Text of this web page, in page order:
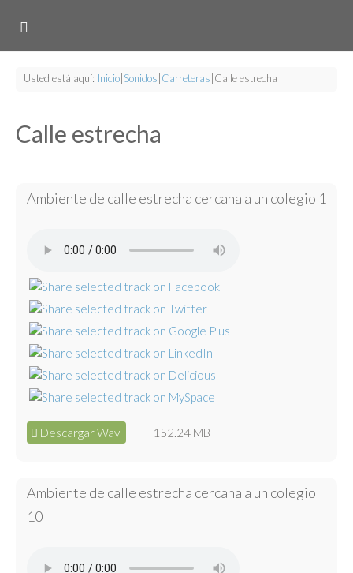
Usted está aquí: Inicio Sonidos Carreteras Calle estrecha
Calle estrecha
Ambiente de calle estrecha cercana a un colegio 1
Descargar Wav 152.24 MB
Ambiente de calle estrecha cercana a un colegio
10